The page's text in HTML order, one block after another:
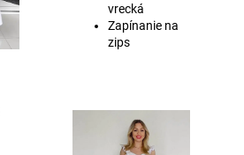
vrecká
Zapínanie na
zips